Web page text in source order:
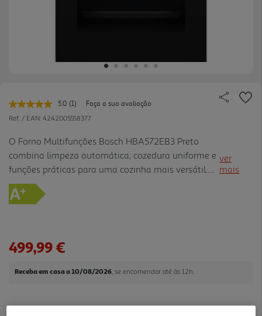
5.0 Leu
uma
Link
para
a
página.
(1)
Faça a sua avaliação
Ref. / EAN: 4242005558377
O Forno Multifunções Bosch HBA572EB3 Preto
combina limpeza automática, cozedura uniforme e
funções práticas para uma cozinha mais versátil.
Com 71L de capacidade, 3600W e classe energética
A+, permite preparar receitas familiares com bom
limpezas rápidas. A função Air Fry com tabuleiro
permite obter alimentos mais crocantes com
pratos. O Ar Quente 3D distribui o calor de forma
ver
mais
499,99 €
Receba em casa a 10/08/2026 , se encomendar até às 12h.